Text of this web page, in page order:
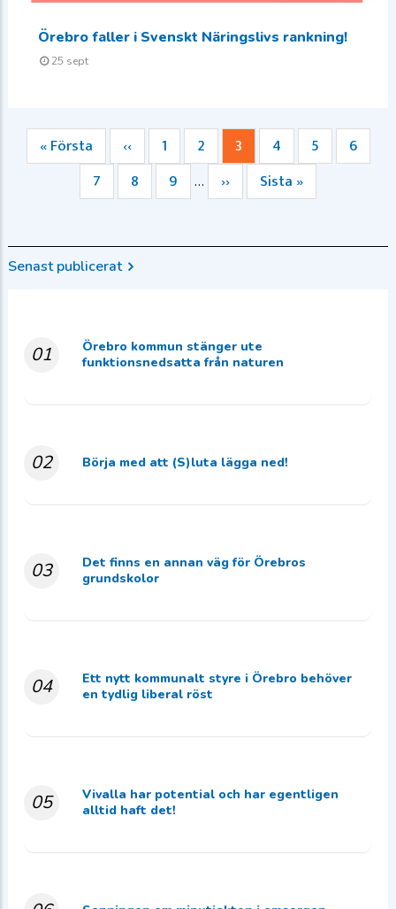
Örebro faller i Svenskt Näringslivs rankning!
25 sept
Paginering
Första
sidan
« Första
Föregående
sida
‹‹ Sida
1 Sida
2
Nuvarande
sida
3 Sida
4 Sida
5 Sida
6
Sida
7 Sida
8 Sida
9 …
Nästa
sida
››
Sista
sidan
Sista »
Senast publicerat
01
Örebro kommun stänger ute
funktionsnedsatta från naturen
02 Börja med att (S)luta lägga ned!
03
Det finns en annan väg för Örebros
grundskolor
04
Ett nytt kommunalt styre i Örebro behöver
en tydlig liberal röst
05
Vivalla har potential och har egentligen
alltid haft det!